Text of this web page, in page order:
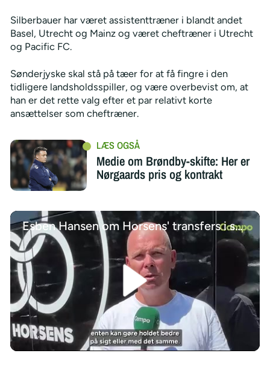
Silberbauer har været assistenttræner i blandt andet
Basel, Utrecht og Mainz og været cheftræner i Utrecht
og Pacific FC.
Sønderjyske skal stå på tæer for at få fingre i den
tidligere landsholdsspiller, og være overbevist om, at
han er det rette valg efter et par relativt korte
ansættelser som cheftræner.
Medie om Brøndby-skifte: Her er
Nørgaards pris og kontrakt
Esben Hansen om Horsens' transfers i sommeren 2026
/